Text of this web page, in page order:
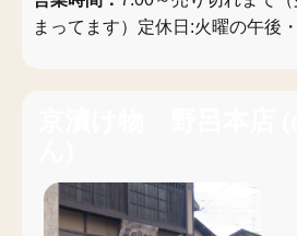
まってます）定休日:火曜の午後